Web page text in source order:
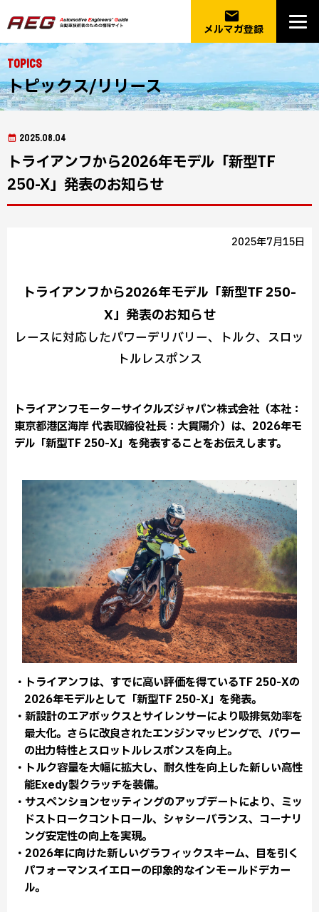
email
メルマガ登録
Topics
トピックス/リリース
2025.08.04
トライアンフから2026年モデル「新型TF
250-X」発表のお知らせ
2025年7月15日
トライアンフから2026年モデル「新型TF 250-
X」発表のお知らせ
レースに対応したパワーデリバリー、トルク、スロッ
トルレスポンス
トライアンフモーターサイクルズジャパン株式会社（本社：
東京都港区海岸 代表取締役社長：大貫陽介）は、2026年モ
デル「新型TF 250-X」を発表することをお伝えします。
・トライアンフは、すでに高い評価を得ているTF 250-Xの
2026年モデルとして「新型TF 250-X」を発表。
・新設計のエアボックスとサイレンサーにより吸排気効率を
最大化。さらに改良されたエンジンマッピングで、パワー
の出力特性とスロットルレスポンスを向上。
・トルク容量を大幅に拡大し、耐久性を向上した新しい高性
能Exedy製クラッチを装備。
・サスペンションセッティングのアップデートにより、ミッ
ドストロークコントロール、シャシーバランス、コーナリ
ング安定性の向上を実現。
・2026年に向けた新しいグラフィックスキーム、目を引く
パフォーマンスイエローの印象的なインモールドデカー
ル。